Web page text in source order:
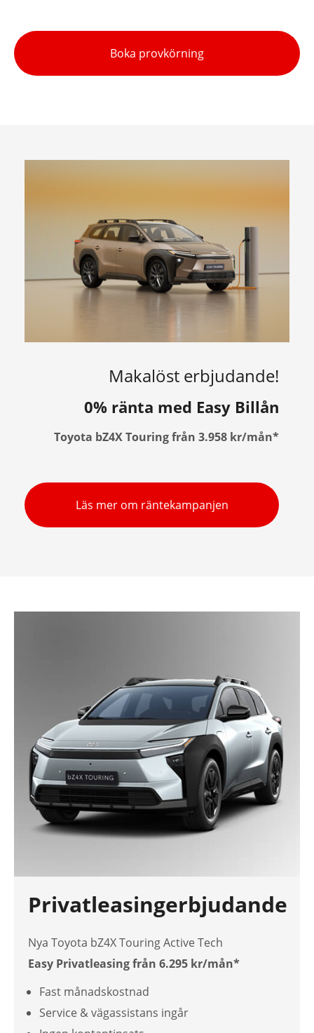
Boka provkörning
Makalöst erbjudande!
0% ränta med Easy Billån
Toyota bZ4X Touring från 3.958 kr/mån*
Läs mer om räntekampanjen
Privatleasingerbjudande
Nya Toyota bZ4X Touring Active Tech
Easy Privatleasing från 6.295 kr/mån*
Fast månadskostnad
Service & vägassistans ingår